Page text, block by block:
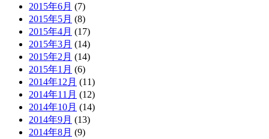
2015年6月 (7)
2015年5月 (8)
2015年4月 (17)
2015年3月 (14)
2015年2月 (14)
2015年1月 (6)
2014年12月 (11)
2014年11月 (12)
2014年10月 (14)
2014年9月 (13)
2014年8月 (9)